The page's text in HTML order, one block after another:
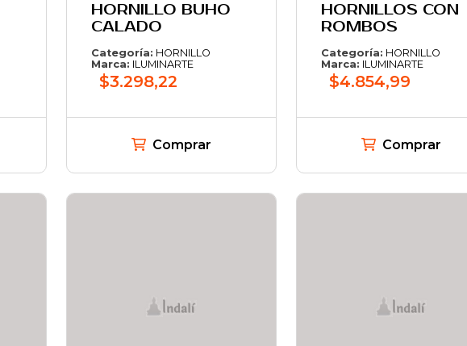
HORNILLO BUHO
CALADO
Categoría: HORNILLO
Marca: ILUMINARTE
$3.298,22
Comprar
HORNILLOS CON
ROMBOS
Categoría: HORNILLO
Marca: ILUMINARTE
$4.854,99
Comprar